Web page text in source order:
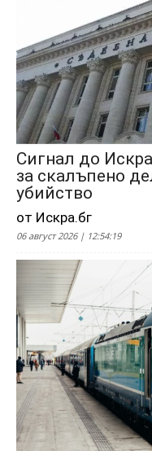
Сигнал до
за скалъпено
убийство
от Искра.бг
06 август 2026 | 12:54:19